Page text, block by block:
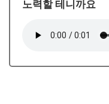
노력할 테니까요